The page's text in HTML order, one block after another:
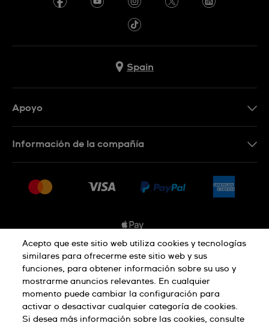
Spain
Apoyo
Devoluciones
Sistema de información
Desistimiento del contrato
Información de la compañía
Empleo
Aviso de privacidad Aviso sobre cookies
Términos de uso
Acepto que este sitio web utiliza cookies y tecnologías
similares para ofrecerme este sitio web y sus
funciones, para obtener información sobre su uso y
mostrarme anuncios relevantes. En cualquier
momento puede cambiar la configuración para
activar o desactivar cualquier categoría de cookies.
Si desea más información sobre las cookies, consulte